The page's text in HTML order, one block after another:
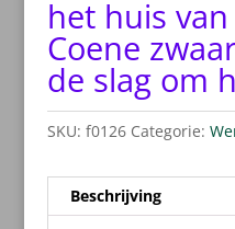
het huis
Coene
de slag om
SKU: f0126 Categorie:
Beschrijving